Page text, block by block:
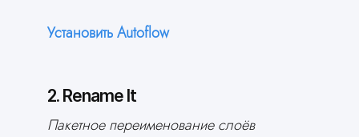
Установить Autoflow
2. Rename It
Пакетное переименование слоёв